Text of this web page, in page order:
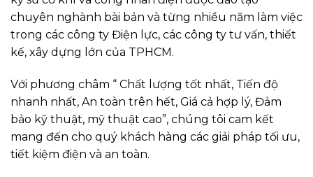
chuyên nghành bài bản và từng nhiều năm làm việc
trong các công ty Điện lực, các công ty tư vấn, thiết
kế, xây dựng lớn của TPHCM.
Với phương châm “ Chất lượng tốt nhất, Tiến độ
nhanh nhất, An toàn trên hết, Giá cả hợp lý, Đảm
bảo kỹ thuật, mỹ thuật cao”, chúng tôi cam kết
mang đến cho quý khách hàng các giải pháp tối ưu,
tiết kiệm điện và an toàn.